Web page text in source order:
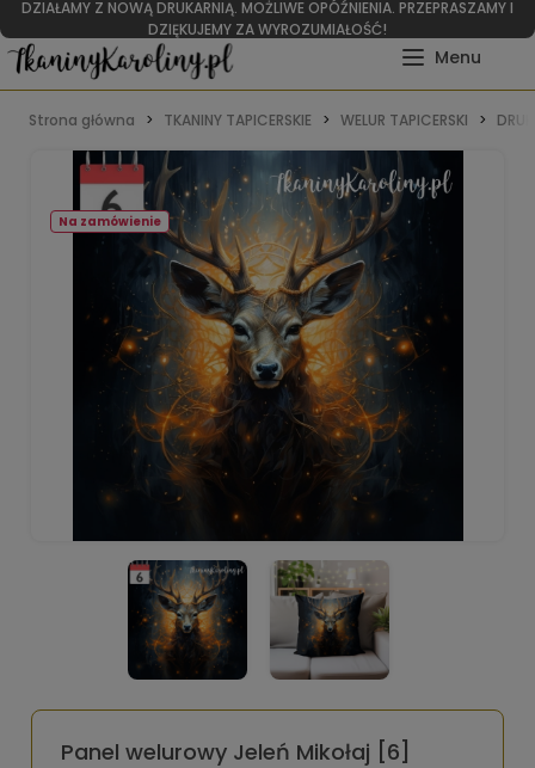
DZIAŁAMY Z NOWĄ DRUKARNIĄ. MOŻLIWE OPÓŹNIENIA. PRZEPRASZAMY I
DZIĘKUJEMY ZA WYROZUMIAŁOŚĆ!
Strona główna TKANINY TAPICERSKIE WELUR TAPICERSKI
Na zamówienie
Panel welurowy Jeleń Mikołaj [6]